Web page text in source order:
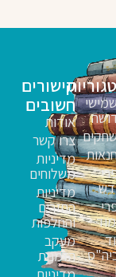
קישורים
חשובים
אודות
צרו קשר
מדיניות
משלוחים
מדיניות
החזרים
והחלפות
מעקב
הזמנות